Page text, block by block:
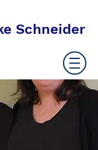
Schneider